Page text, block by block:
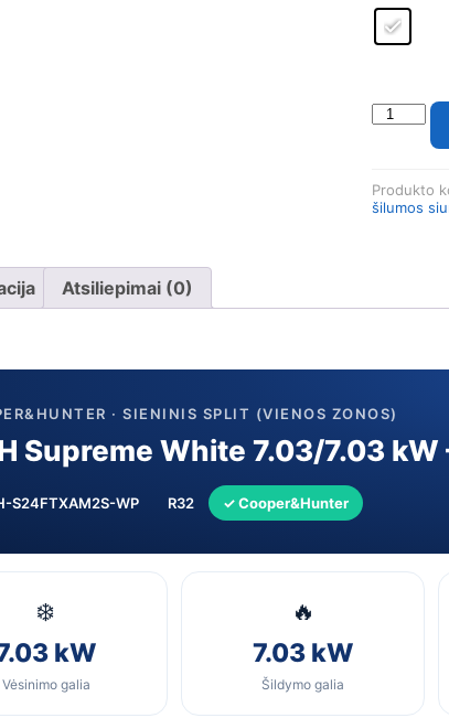
produkto
White
Produkto
šilumos
Atsiliepimai (0)
· SIENINIS SPLIT (VIENOS ZONOS)
Supreme White 7.03/7.03
S24FTXAM2S-WP R32 ✓ Cooper&Hunter
❄️
kW
Vėsinimo galia
🔥
7.03 kW
Šildymo galia